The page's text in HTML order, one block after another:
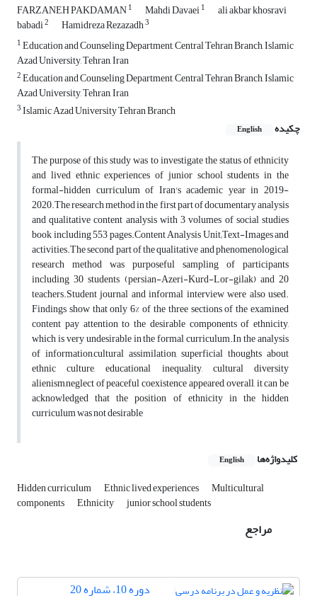
FARZANEH PAKDAMAN1 Mahdi Davaei1 ali akbar khosravi
babadi2 Hamidreza Rezazadh3
1Education and Counseling Department, Central Tehran Branch, Islamic
Azad University, Tehran, Iran
2Education and Counseling Department, Central Tehran Branch, Islamic
Azad University, Tehran, Iran
3Islamic Azad University Tehran Branch
چکیده
English
The purpose of this study was to investigate the status of ethnicity
and lived ethnic experiences of junior school students in the
formal-hidden curriculum of Iran's academic year in 2019-
2020.The research method in the first part of documentary analysis
and qualitative content analysis with 3 volumes of social studies
book including 553 pages.Content Analysis Unit;Text-Images and
activities.The second part of the qualitative and phenomenological
research method was purposeful sampling of participants
including 30 students (persian-Azeri-Kurd-Lor-gilak) and 20
teachers.Student journal and informal interview were also used.
Findings show that only 6% of the three sections of the examined
content pay attention to the desirable components of ethnicity,
which is very undesirable in the formal curriculum.In the analysis
of information,cultural assimilation, superficial thoughts about
ethnic culture, educational inequality, cultural diversity
alienism,neglect of peaceful coexistence appeared, overall, it can be
acknowledged that the position of ethnicity in the hidden
curriculum was not desirable
کلیدواژه‌ها English
Hidden curriculum Ethnic lived experiences Multicultural
components Ethnicity junior school students
مراجع
دوره 10، شماره 20